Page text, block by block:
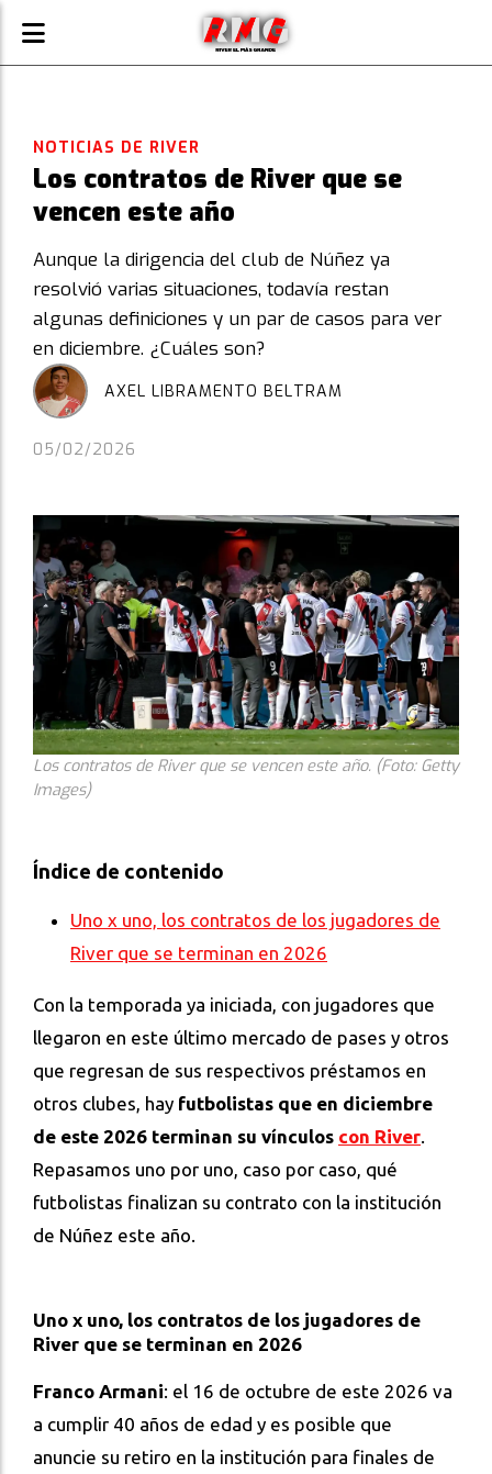
Los contratos de River que se
vencen este año
Aunque la dirigencia del club de Núñez ya
resolvió varias situaciones, todavía restan
algunas definiciones y un par de casos para ver
en diciembre. ¿Cuáles son?
NOTICIAS DE RIVER
05/02/2026
AXEL LIBRAMENTO BELTRAM
Los contratos de River que se vencen este año. (Foto: Getty
Images)
Índice de contenido
Uno x uno, los contratos de los jugadores de
River que se terminan en 2026
Con la temporada ya iniciada, con jugadores que
llegaron en este último mercado de pases y otros
que regresan de sus respectivos préstamos en
otros clubes, hay futbolistas que en diciembre
de este 2026 terminan su vínculos con River.
Repasamos uno por uno, caso por caso, qué
futbolistas finalizan su contrato con la institución
de Núñez este año.
Uno x uno, los contratos de los jugadores de
River que se terminan en 2026
Franco Armani: el 16 de octubre de este 2026 va
a cumplir 40 años de edad y es posible que
anuncie su retiro en la institución para finales de